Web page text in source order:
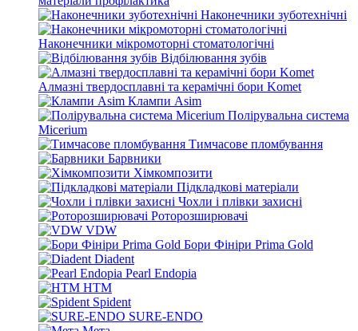
Наконечники зуботехнічні
Наконечники мікромоторні стоматологічні
Відбілювання зубів
Алмазні твердосплавні та керамічні бори Komet
Клампи Asim
Полірувальна система
Micerium
Тимчасове пломбування
Барвники
Хімкомпозити
Підкладкові матеріали
Чохли і плівки захисні
Роторозширювачі
VDW
Бори Фініри Prima Gold
Diadent
Pearl Endopia
HTM
Spident
SURE-ENDO